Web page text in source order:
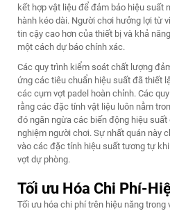
kết hợp vật liệu để đảm bảo hiệu suất
hành kéo dài. Người chơi hưởng lợi từ
tin cậy cao hơn của thiết bị và khả
một cách dự báo chính xác.
Các quy trình kiểm soát chất lượng
ứng các tiêu chuẩn hiệu suất đã thiết
các cụm vợt padel hoàn chỉnh. Các
rằng các đặc tính vật liệu luôn nằm
đó ngăn ngừa các biến động hiệu
nghiệm người chơi. Sự nhất quán này
vào các đặc tính hiệu suất tương tự
vợt dự phòng.
Tối ưu Hóa Chi Phí-
Tối ưu hóa chi phí trên hiệu năng